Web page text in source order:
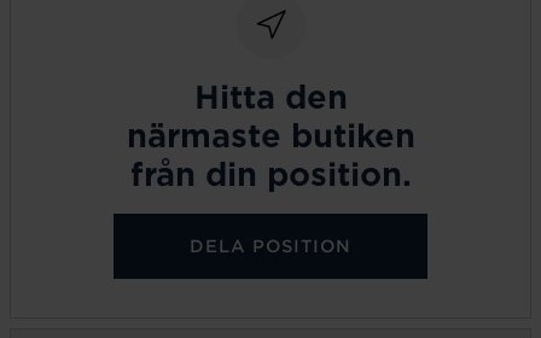
Hitta den
närmaste butiken
från din position.
DELA POSITION